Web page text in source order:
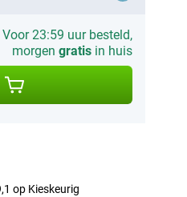
Voor 23:59 uur besteld,
morgen gratisin huis
op Kieskeurig